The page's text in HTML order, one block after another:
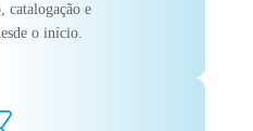
catalogação e
o início.